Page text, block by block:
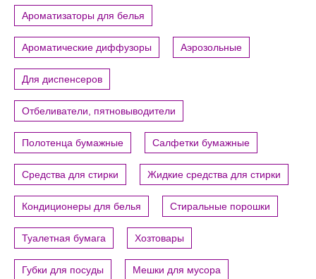
Ароматизаторы для белья
Ароматические диффузоры Аэрозольные
Для диспенсеров
Отбеливатели, пятновыводители
Полотенца бумажные Салфетки бумажные
Средства для стирки Жидкие средства для стирки
Кондиционеры для белья Стиральные порошки
Туалетная бумага Хозтовары
Губки для посуды Мешки для мусора